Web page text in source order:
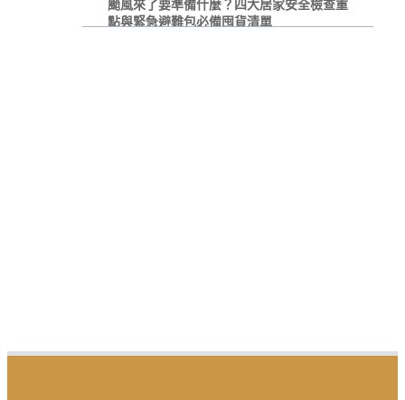
颱風來了要準備什麼？四大居家安全檢查重
點與緊急避難包必備囤貨清單